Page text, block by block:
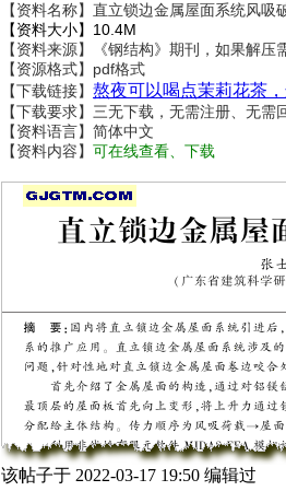
【资料名称】 直立锁边金属屋面系统风吸
【资料大小】10.4M
【资料来源】《钢结构》期刊，如果解压
【资源格式】pdf格式
【下载链接】 熬夜可以喝点茉莉花茶
【下载要求】三无下载，无需注册、无需
【资料语言】简体中文
【资料内容】 可在线查看、下载
该帖子于 2022-03-17 19:50 编辑过